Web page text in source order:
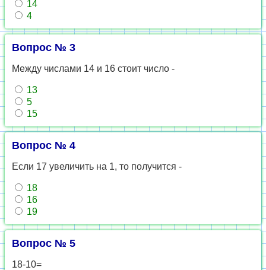
14
4
Вопрос № 3
Между числами 14 и 16 стоит число -
13
5
15
Вопрос № 4
Если 17 увеличить на 1, то получится -
18
16
19
Вопрос № 5
18-10=